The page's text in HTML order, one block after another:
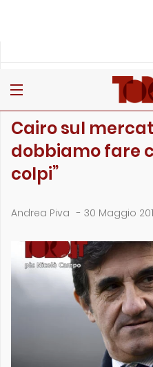
Cairo sul
dobbiamo fare
colpi”
Andrea Piva - 30 Maggio